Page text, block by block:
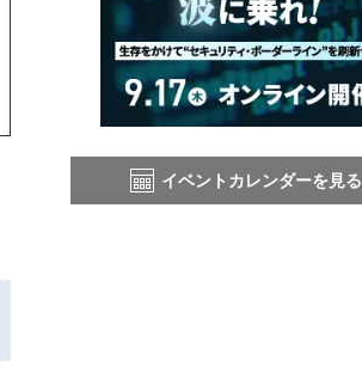
イベントカレンダーを見る